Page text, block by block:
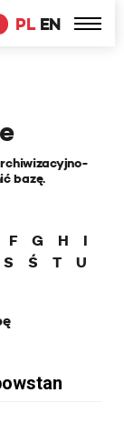
PL EN
bazę.
F G H
I
S Ś T
U